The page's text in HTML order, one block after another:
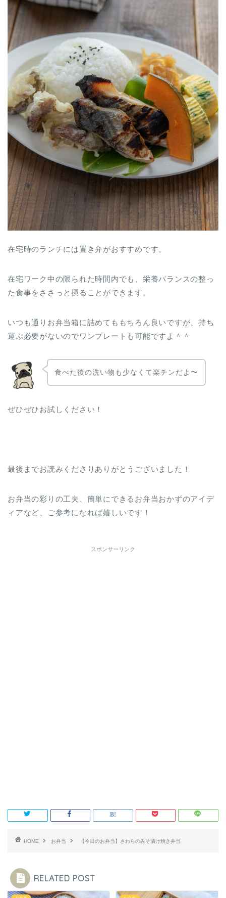
在宅時のランチには置き弁がおすすめです。
在宅ワーク中の限られた時間内でも、栄養バランスの整っ
た食事をささっと摂ることができます。
いつも通りお弁当箱に詰めてももちろん良いですが、持ち
運ぶ必要がないのでワンプレートも可能ですよ＾＾
食べた後の洗い物も少なくて楽チンだよ〜
ぜひぜひお試しください！
最後までお読みくださりありがとうございました！
お弁当の彩りの工夫、簡単にできるお弁当おかずのアイデ
ィアなど、ご参考になれば嬉しいです！
スポンサーリンク
HOME お弁当 【今日のお弁当】さわらのみそ漬け焼き弁当
RELATED POST